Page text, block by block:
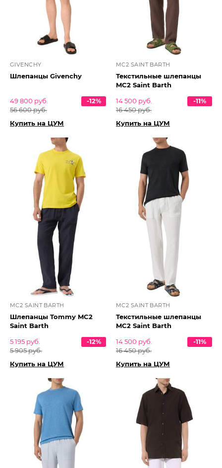
GIVENCHY
Шлепанцы Givenchy
49 800 руб.
56 600 руб.
-12%
Купить на ЦУМ
MC2 SAINT BARTH
Текстильные шлепанцы
MC2 Saint Barth
14 500 руб.
16 450 руб.
-11%
Купить на ЦУМ
MC2 SAINT BARTH
Шлепанцы Tommy MC2
Saint Barth
5 195 руб.
5 905 руб.
-12%
Купить на ЦУМ
MC2 SAINT BARTH
Текстильные шлепанцы
MC2 Saint Barth
14 500 руб.
16 450 руб.
-11%
Купить на ЦУМ